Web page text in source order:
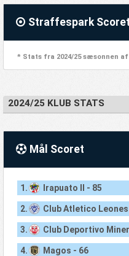
Straffespark Scoret
* Stats fra 2024/25 sæsonnen af
2024/25 KLUB STATS
Mål Scoret
1. Irapuato II - 85
2. Club Atletico Leones
3. Club Deportivo
4. Magos - 66